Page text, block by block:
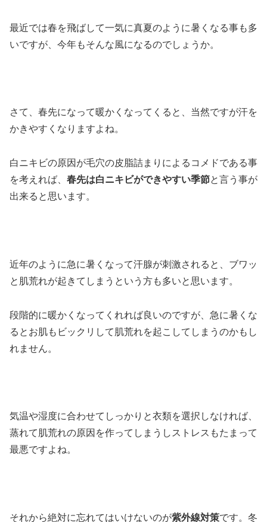
最近では春を飛ばして一気に真夏のように暑くなる事も多
いですが、今年もそんな風になるのでしょうか。
さて、春先になって暖かくなってくると、当然ですが汗を
かきやすくなりますよね。
白ニキビの原因が毛穴の皮脂詰まりによるコメドである事
を考えれば、 春先は白ニキビができやすい季節と言う事が
出来ると思います。
近年のように急に暑くなって汗腺が刺激されると、ブワッ
と肌荒れが起きてしまうという方も多いと思います。
段階的に暖かくなってくれれば良いのですが、急に暑くな
るとお肌もビックリして肌荒れを起こしてしまうのかもし
れません。
気温や湿度に合わせてしっかりと衣類を選択しなければ、
蒸れて肌荒れの原因を作ってしまうしストレスもたまって
最悪ですよね。
それから絶対に忘れてはいけないのが紫外線対策です。冬